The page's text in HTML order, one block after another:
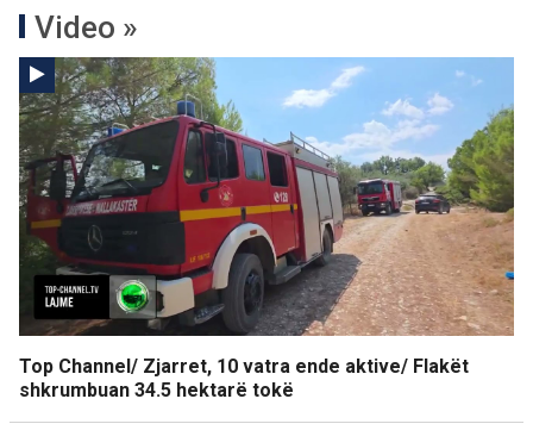
Video »
Top Channel/ Zjarret, 10 vatra ende aktive/ Flakët
shkrumbuan 34.5 hektarë tokë